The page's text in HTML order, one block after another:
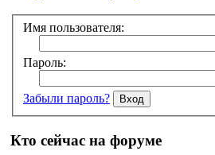
Имя пользователя:
Пароль:
Забыли пароль?
Кто сейчас на форуме